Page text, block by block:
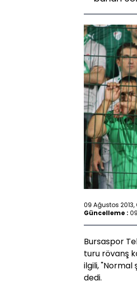
09 Ağustos 2013,
Güncelleme :
Bursaspor
turu rövanş
ilgili, "Normal
dedi.